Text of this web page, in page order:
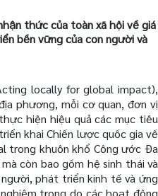
thức của toàn xã hội về giá
bền vững của con người và
locally for global impact),
phương, mỗi cơ quan, đơn vị
hiện hiệu quả các mục tiêu
khai Chiến lược quốc gia về
trong khuôn khổ Công ước Đa
còn bao gồm hệ sinh thái và
phát triển kinh tế và ứng
trọng do các hoạt động